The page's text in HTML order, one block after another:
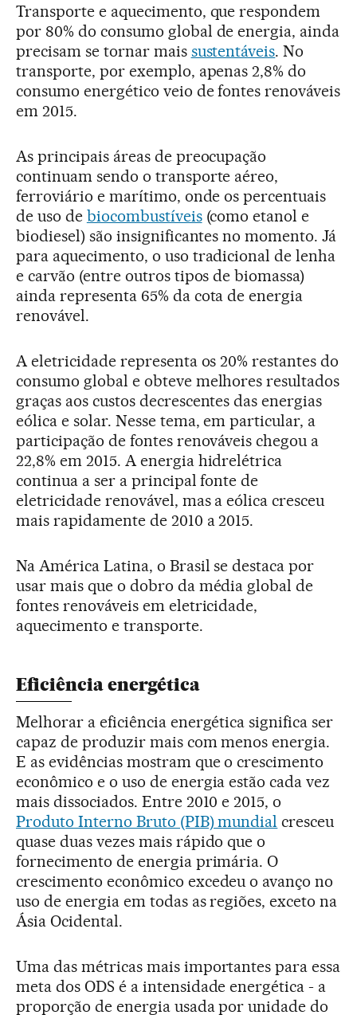
Transporte e aquecimento, que respondem
por 80% do consumo global de energia, ainda
precisam se tornar mais sustentáveis. No
transporte, por exemplo, apenas 2,8% do
consumo energético veio de fontes renováveis
em 2015.
As principais áreas de preocupação
continuam sendo o transporte aéreo,
ferroviário e marítimo, onde os percentuais
de uso de biocombustíveis(como etanol e
biodiesel) são insignificantes no momento. Já
para aquecimento, o uso tradicional de lenha
e carvão (entre outros tipos de biomassa)
ainda representa 65% da cota de energia
renovável.
A eletricidade representa os 20% restantes do
consumo global e obteve melhores resultados
graças aos custos decrescentes das energias
eólica e solar. Nesse tema, em particular, a
participação de fontes renováveis chegou a
22,8% em 2015. A energia hidrelétrica
continua a ser a principal fonte de
eletricidade renovável, mas a eólica cresceu
mais rapidamente de 2010 a 2015.
Na América Latina, o Brasil se destaca por
usar mais que o dobro da média global de
fontes renováveis em eletricidade,
aquecimento e transporte.
Eficiência energética
Melhorar a eficiência energética significa ser
capaz de produzir mais com menos energia.
E as evidências mostram que o crescimento
econômico e o uso de energia estão cada vez
mais dissociados. Entre 2010 e 2015, o
Produto Interno Bruto (PIB) mundial cresceu
quase duas vezes mais rápido que o
fornecimento de energia primária. O
crescimento econômico excedeu o avanço no
uso de energia em todas as regiões, exceto na
Ásia Ocidental.
Uma das métricas mais importantes para essa
meta dos ODS é a intensidade energética - a
proporção de energia usada por unidade do